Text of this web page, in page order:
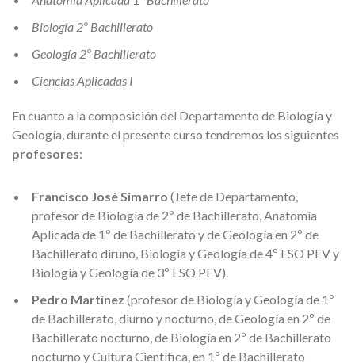
Biología 2º Bachillerato
Geología 2º Bachillerato
Ciencias Aplicadas I
En cuanto a la composición del Departamento de Biología y
Geología, durante el presente curso tendremos los siguientes
profesores:
Francisco José Simarro (Jefe de Departamento,
profesor de Biología de 2º de Bachillerato, Anatomía
Aplicada de 1º de Bachillerato y de Geología en 2º de
Bachillerato diruno, Biología y Geología de 4º ESO PEV y
Biología y Geología de 3º ESO PEV).
Pedro Martínez (profesor de Biología y Geología de 1º
de Bachillerato, diurno y nocturno, de Geología en 2º de
Bachillerato nocturno, de Biología en 2º de Bachillerato
nocturno y Cultura Científica, en 1º de Bachillerato